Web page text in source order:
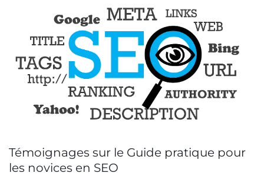
Témoignages sur le Guide pratique pour
les novices en SEO